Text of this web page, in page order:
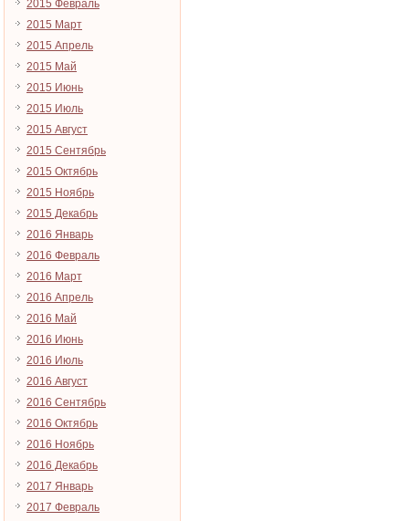
2015 Февраль
2015 Март
2015 Апрель
2015 Май
2015 Июнь
2015 Июль
2015 Август
2015 Сентябрь
2015 Октябрь
2015 Ноябрь
2015 Декабрь
2016 Январь
2016 Февраль
2016 Март
2016 Апрель
2016 Май
2016 Июнь
2016 Июль
2016 Август
2016 Сентябрь
2016 Октябрь
2016 Ноябрь
2016 Декабрь
2017 Январь
2017 Февраль